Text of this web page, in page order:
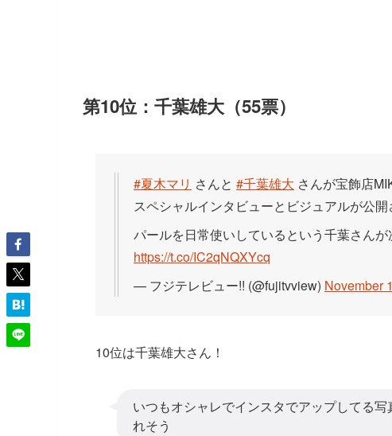
第10位：千葉雄大（55票）
#夏木マリ さんと #千葉雄大 さんが宝飾店
スペシャルインタビューとビジュアルが公開
パールを日常使いしているという千葉さん
https://t.co/IC2qNQXYcq
— フジテレビュー!! (@fujitvview) November
10位は千葉雄大さん！
いつもオシャレでインスタでアップしてる
れそう